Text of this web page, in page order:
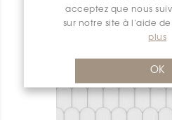
acceptez que nous
sur notre site à l’aide
plus
OK